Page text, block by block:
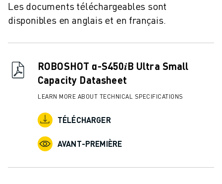
Les documents téléchargeables sont
disponibles en anglais et en français.
ROBOSHOT α-S450𝑖B Ultra Small
Capacity Datasheet
LEARN MORE ABOUT TECHNICAL SPECIFICATIONS
TÉLÉCHARGER
AVANT-PREMIÈRE